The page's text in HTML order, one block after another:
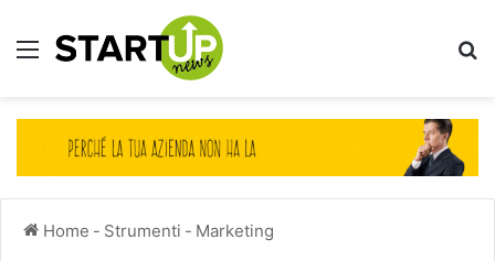
Menu
Home - Strumenti - Marketing